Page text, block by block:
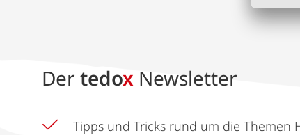
Der tedox Newsletter
Tipps und Tricks rund um die Themen